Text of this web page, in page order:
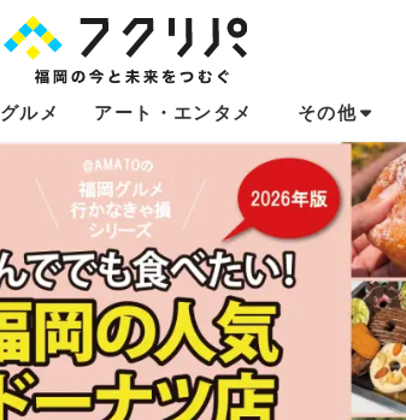
グルメ アート・エンタメ その他
これからのお金
福岡あるある
連載
不動産コラム